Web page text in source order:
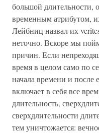
большой длительности,
временным атрибутом,
Лейбниц назвал их
неточно. Вскоре мы
причин. Если
время в целом само по
начала времени и после
включает в себя все
длительность,
сверхдлительности
тем уничтожается: